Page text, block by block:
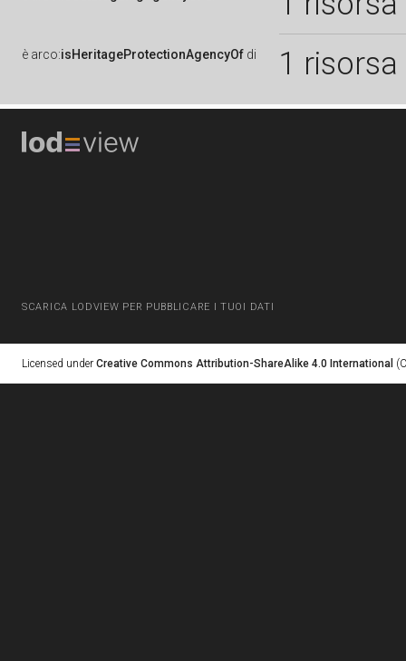
è arco:isHeritageProtectionAgencyOf di 1 risorsa
SCARICA LODVIEW PER PUBBLICARE I TUOI DATI
Licensed under Creative Commons Attribution-ShareAlike 4.0 International